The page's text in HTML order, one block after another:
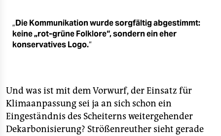
„Die Kommunikation wurde sorgfältig abgestimmt:
keine „rot-grüne Folklore“, sondern ein eher
konservatives Logo.“
Und was ist mit dem Vorwurf, der Einsatz für
Klimaanpassung sei ja an sich schon ein
Eingeständnis des Scheiterns weitergehender
Dekarbonisierung? Strößenreuther sieht gerade